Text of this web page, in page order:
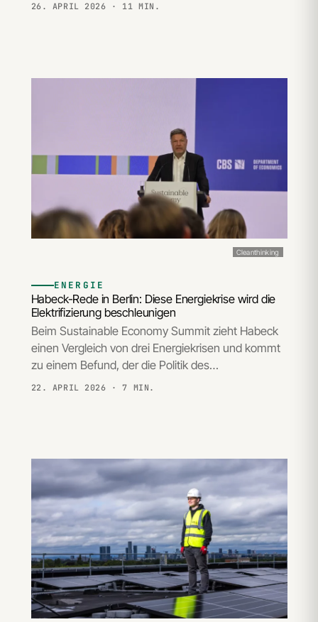
26. APRIL 2026 · 11 MIN.
Cleanthinking
ENERGIE
Habeck-Rede in Berlin: Diese Energiekrise wird die
Elektrifizierung beschleunigen
Beim Sustainable Economy Summit zieht Habeck
einen Vergleich von drei Energiekrisen und kommt
zu einem Befund, der die Politik des…
22. APRIL 2026 · 7 MIN.